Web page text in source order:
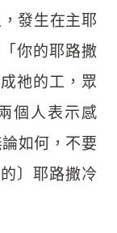
發生在主耶
你的耶路撒
祂的工，眾
個人表示感
如何，不要
〕耶路撒冷